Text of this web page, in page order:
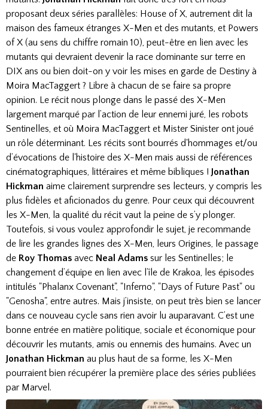
proposant deux séries parallèles: House of X, autrement dit la
maison des fameux étranges X-Men et des mutants, et Powers
of X (au sens du chiffre romain 10), peut-être en lien avec les
mutants qui devraient devenir la race dominante sur terre en
DIX ans ou bien doit-on y voir les mises en garde de Destiny à
Moira MacTaggert ? Libre à chacun de se faire sa propre
opinion. Le récit nous plonge dans le passé des X-Men
largement marqué par l’action de leur ennemi juré, les robots
Sentinelles, et où Moira MacTaggert et Mister Sinister ont joué
un rôle déterminant. Les récits sont bourrés d'hommages et/ou
d’évocations de l'histoire des X-Men mais aussi de références
cinématographiques, littéraires et même bibliques ! Jonathan
Hickman aime clairement surprendre ses lecteurs, y compris les
plus fidèles et aficionados du genre. Pour ceux qui découvrent
les X-Men, la qualité du récit vaut la peine de s’y plonger.
Toutefois, si vous voulez approfondir le sujet, je recommande
de lire les grandes lignes des X-Men, leurs Origines, le passage
de Roy Thomas avec Neal Adams sur les Sentinelles; le
changement d’équipe en lien avec l’île de Krakoa, les épisodes
intitulés "Phalanx Covenant", "Inferno", "Days of Future Past" ou
"Genosha", entre autres. Mais j’insiste, on peut très bien se lancer
dans ce nouveau cycle sans rien avoir lu auparavant. C’est une
bonne entrée en matière politique, sociale et économique pour
découvrir les mutants, amis ou ennemis des humains. Avec un
Jonathan Hickman au plus haut de sa forme, les X-Men
pourraient bien récupérer la première place des séries publiées
par Marvel.